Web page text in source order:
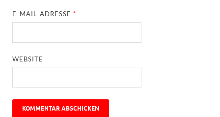
E-MAIL-ADRESSE*
WEBSITE